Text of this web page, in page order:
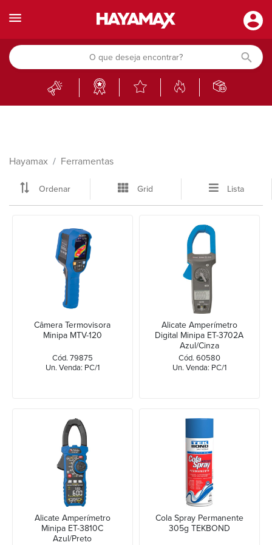
Hayamax Ferramentas
Ordenar Grid Lista
Câmera Termovisora
Minipa MTV-120
Cód. 79875
Un. Venda: PC/1
Alicate Amperímetro
Digital Minipa ET-3702A
Azul/Cinza
Cód. 60580
Un. Venda: PC/1
Alicate Amperímetro
Minipa ET-3810C
Azul/Preto
Cola Spray Permanente
305g TEKBOND